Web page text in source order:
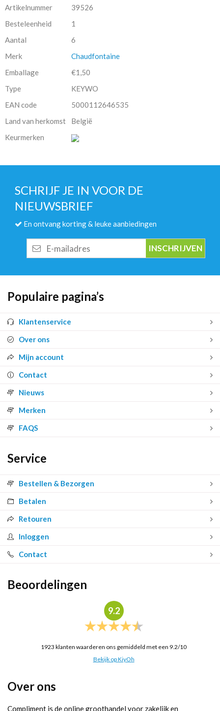
Artikelnummer
39526
Besteleenheid
1
Aantal
6
Merk
Chaudfontaine
Emballage
€1,50
Type
KEYWO
EAN code
5000112646535
Land van herkomst
België
Keurmerken
SCHRIJF JE IN VOOR DE
NIEUWSBRIEF
En ontvang korting & leuke aanbiedingen
mailadres
Populaire pagina’s
Klantenservice
Over ons
Mijn account
Contact
Nieuws
Merken
FAQS
Service
Bestellen & Bezorgen
Betalen
Retouren
Inloggen
Contact
Beoordelingen
9.2
1923 klanten waarderen ons gemiddeld met een 9.2/10
Bekijk op KiyOh
Over ons
Compliment is de online groothandel voor zakelijk en